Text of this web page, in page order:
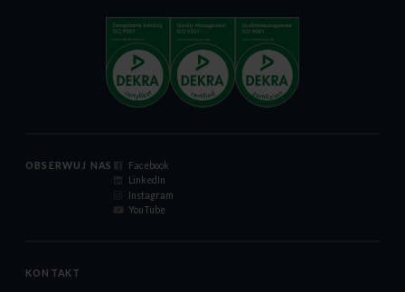
OBSERWUJ NAS
Facebook
LinkedIn
Instagram
YouTube
KONTAKT